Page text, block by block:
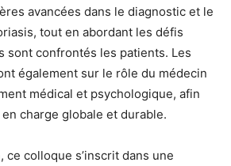
avancées dans le diagnostic et le
tout en abordant les défis
sont confrontés les patients. Les
également sur le rôle du médecin
médical et psychologique, afin
charge globale et durable.
ce colloque s’inscrit dans une